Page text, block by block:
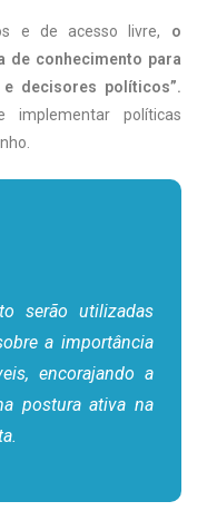
e de acesso livre, o
de conhecimento para
decisores políticos”.
implementar políticas
serão utilizadas
a importância
encorajando a
postura ativa na